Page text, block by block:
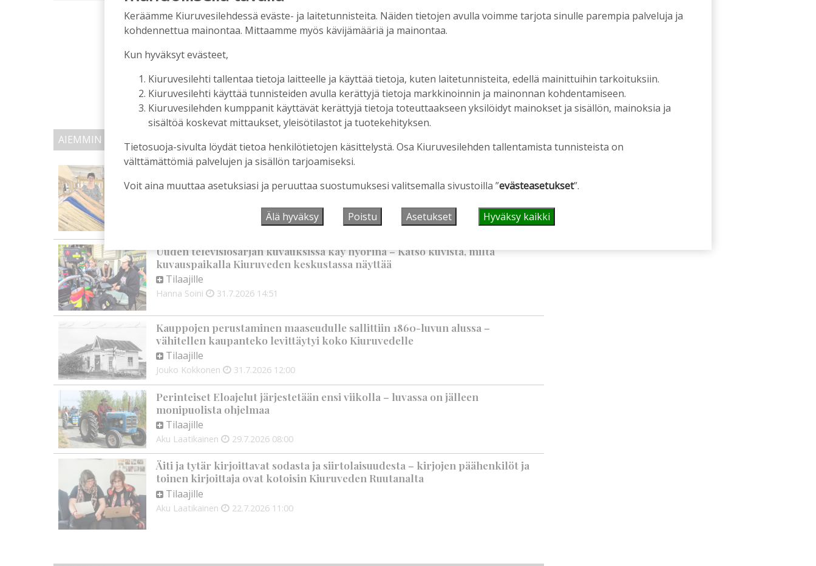
AIEMMIN AIHEESTA
Kansalaisopiston ja Harkka-kerhojen uudet lukuvuodet ovat alkamassa –
rehtori Maija-Leena Kemppaisella on kuitenkin myös huolenaiheita
7.8.2026 09:00
Uuden televisiosarjan kuvauksissa käy hyörinä – Katso kuvista, miltä
kuvauspaikalla Kiuruveden keskustassa näyttää
Tilaajille
Hanna Soini 31.7.2026 14:51
Kauppojen perustaminen maaseudulle sallittiin 1860-luvun alussa –
vähitellen kaupanteko levittäytyi koko Kiuruvedelle
Tilaajille
Jouko Kokkonen 31.7.2026 12:00
Perinteiset Eloajelut järjestetään ensi viikolla – luvassa on jälleen
monipuolista ohjelmaa
Tilaajille
Aku Laatikainen 29.7.2026 08:00
Äiti ja tytär kirjoittavat sodasta ja siirtolaisuudesta – kirjojen päähenkilöt ja
toinen kirjoittaja ovat kotoisin Kiuruveden Ruutanalta
Tilaajille
Aku Laatikainen 22.7.2026 11:00
Keräämme Kiuruvesilehdessä eväste- ja laitetunnisteita. Näiden tietojen avulla voimme tarjota sinulle parempia palveluja ja
kohdennettua mainontaa. Mittaamme myös kävijämääriä ja mainontaa.
Kun hyväksyt evästeet,
Kiuruvesilehti tallentaa tietoja laitteelle ja käyttää tietoja, kuten laitetunnisteita, edellä mainittuihin tarkoituksiin.
Kiuruvesilehti käyttää tunnisteiden avulla kerättyjä tietoja markkinoinnin ja mainonnan kohdentamiseen.
Kiuruvesilehden kumppanit käyttävät kerättyjä tietoja toteuttaakseen yksilöidyt mainokset ja sisällön, mainoksia ja
sisältöä koskevat mittaukset, yleisötilastot ja tuotekehityksen.
Tietosuoja-sivulta löydät tietoa henkilötietojen käsittelystä. Osa Kiuruvesilehden tallentamista tunnisteista on
välttämättömiä palvelujen ja sisällön tarjoamiseksi.
Voit aina muuttaa asetuksiasi ja peruuttaa suostumuksesi valitsemalla sivustoilla ”evästeasetukset”.
Älä hyväksy Poistu Asetukset Hyväksy kaikki